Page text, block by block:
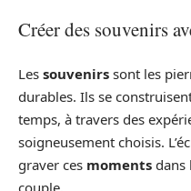
Créer des souvenirs
Les souvenirs sont les
durables. Ils se
temps, à travers des
soigneusement choisis.
graver ces moments dans
couple.